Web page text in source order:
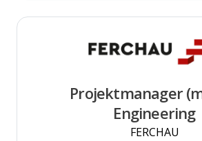
Projektmanager
Engineering
FERCHAU